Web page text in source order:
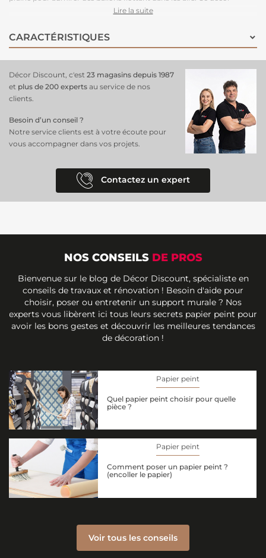
enchanteur invite à la rêverie et apporte une touche magique à
qualité, il est idéal pour créer une atmosphère apaisante et pleine
d’imagination, que ce soit dans unechambre d’enfantou un coin
Lire la suite
CARACTÉRISTIQUES
Décor Discount, c'est 23 magasins depuis 1987
et plus de 200 experts au service de nos
clients.
Besoin d’un conseil ?
Notre service clients est à votre écoute pour
vous accompagner dans vos projets.
Contactez un expert
NOS CONSEILS DE PROS
Bienvenue sur le blog de Décor Discount, spécialiste en
conseils de travaux et rénovation ! Besoin d'aide pour
choisir, poser ou entretenir un support murale ? Nos
experts vous libèrent ici tous leurs secrets papier peint pour
avoir les bons gestes et découvrir les meilleures tendances
de décoration !
Papier peint
Quel papier peint choisir pour quelle
pièce ?
Papier peint
Comment poser un papier peint ?
(encoller le papier)
Voir tous les conseils